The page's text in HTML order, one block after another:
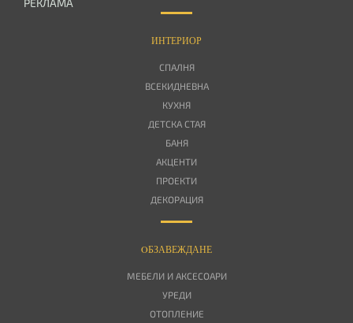
РЕКЛАМА
ИНТЕРИОР
СПАЛНЯ
ВСЕКИДНЕВНА
КУХНЯ
ДЕТСКА СТАЯ
БАНЯ
АКЦЕНТИ
ПРОЕКТИ
ДЕКОРАЦИЯ
OБЗАВЕЖДАНЕ
МЕБЕЛИ И АКСЕСОАРИ
УРЕДИ
ОТОПЛЕНИЕ